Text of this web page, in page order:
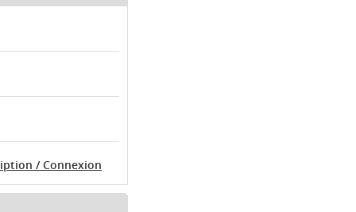
/ Connexion